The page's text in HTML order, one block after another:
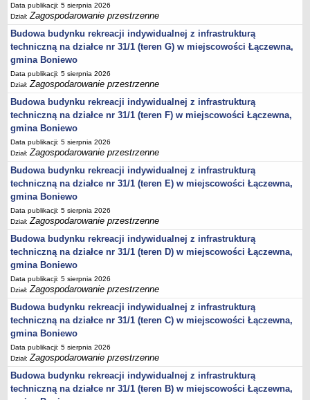
Podręcznik PPWOW
Plan działania
Strategia Rozwiązywania Problemów Społecznych
Lista osób kluczowych
Lista aktywności społecznych
Lista lokalnych liderów
Podmioty uprawnione do świadczenia usług integracji społecznej
Podmioty realizujące usługi integracji społecznej w 2009
Wykaz usług społecznych
Plan utrwalania rezultatów
FUNDUSZ WSPARCIA
MIENIE KOMUNALNE
2006
2007
2008
2010
2009
POMOC PUBLICZNA
PUBLICZNIE DOSTĘPNY WYKAZ DANYCH ZAWIERAJĄCYCH INFORMACJE O
ŚRODOWISKU I JEGO OCHRONIE
Pliki do pobrania
Udostepnianie informacji o środowisku
Informacja o wykazie
Data publikacji: 5 sierpnia 2026
Dział:Zagospodarowanie przestrzenne
Budowa budynku rekreacji indywidualnej z infrastrukturą
techniczną na działce nr 31/1 (teren G) w miejscowości Łączewna,
gmina Boniewo
Data publikacji: 5 sierpnia 2026
Dział:Zagospodarowanie przestrzenne
Budowa budynku rekreacji indywidualnej z infrastrukturą
techniczną na działce nr 31/1 (teren F) w miejscowości Łączewna,
gmina Boniewo
Data publikacji: 5 sierpnia 2026
Dział:Zagospodarowanie przestrzenne
Budowa budynku rekreacji indywidualnej z infrastrukturą
techniczną na działce nr 31/1 (teren E) w miejscowości Łączewna,
gmina Boniewo
Data publikacji: 5 sierpnia 2026
Dział:Zagospodarowanie przestrzenne
Budowa budynku rekreacji indywidualnej z infrastrukturą
techniczną na działce nr 31/1 (teren D) w miejscowości Łączewna,
gmina Boniewo
Data publikacji: 5 sierpnia 2026
Dział:Zagospodarowanie przestrzenne
Budowa budynku rekreacji indywidualnej z infrastrukturą
techniczną na działce nr 31/1 (teren C) w miejscowości Łączewna,
gmina Boniewo
Data publikacji: 5 sierpnia 2026
Dział:Zagospodarowanie przestrzenne
Budowa budynku rekreacji indywidualnej z infrastrukturą
techniczną na działce nr 31/1 (teren B) w miejscowości Łączewna,